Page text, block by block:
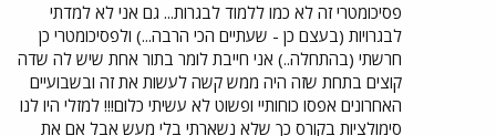
פסיכומטרי זה לא כמו ללמוד לבגרות... גם אני לא למדתי
לבגרויות (בעצם כן - שעתיים הכי הרבה...) ולפסיכומטרי כן
חרשתי (בהתחלה..) אני חייבת לומר בתור אחת שיש לה שדה
קוצים בתחת שזה היה ממש קשה לעשות את זה ובשבועיים
האחרונים אפסו כוחותיי ופשוט לא עשיתי כלום!!! למזלי היו לנו
סימולציות בקורס כך שלא נשארתי בלי מעש אבל אם את